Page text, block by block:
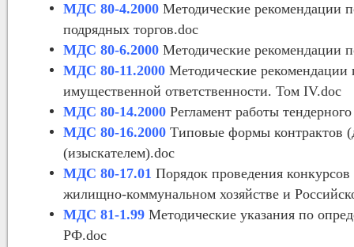
МДС 80-4.2000 Методические рекомендации
подрядных торгов.doc
МДС 80-6.2000 Методические рекомендации
МДС 80-11.2000 Методические рекомендации
имущественной ответственности. Том IV.doc
МДС 80-14.2000 Регламент работы
МДС 80-16.2000 Типовые формы контрактов
(изыскателем).doc
МДС 80-17.01 Порядок проведения
жилищно-коммунальном хозяйстве и
МДС 81-1.99 Методические указания по
РФ.doc